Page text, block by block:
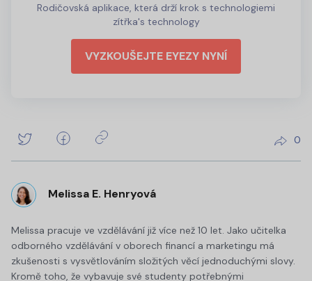
Rodičovská aplikace, která drží krok s technologiemi
zítřka's technology
VYZKOUŠEJTE EYEZY NYNÍ
0
Melissa E. Henryová
Melissa pracuje ve vzdělávání již více než 10 let. Jako učitelka
odborného vzdělávání v oborech financí a marketingu má
zkušenosti s vysvětlováním složitých věcí jednoduchými slovy.
Kromě toho, že vybavuje své studenty potřebnými